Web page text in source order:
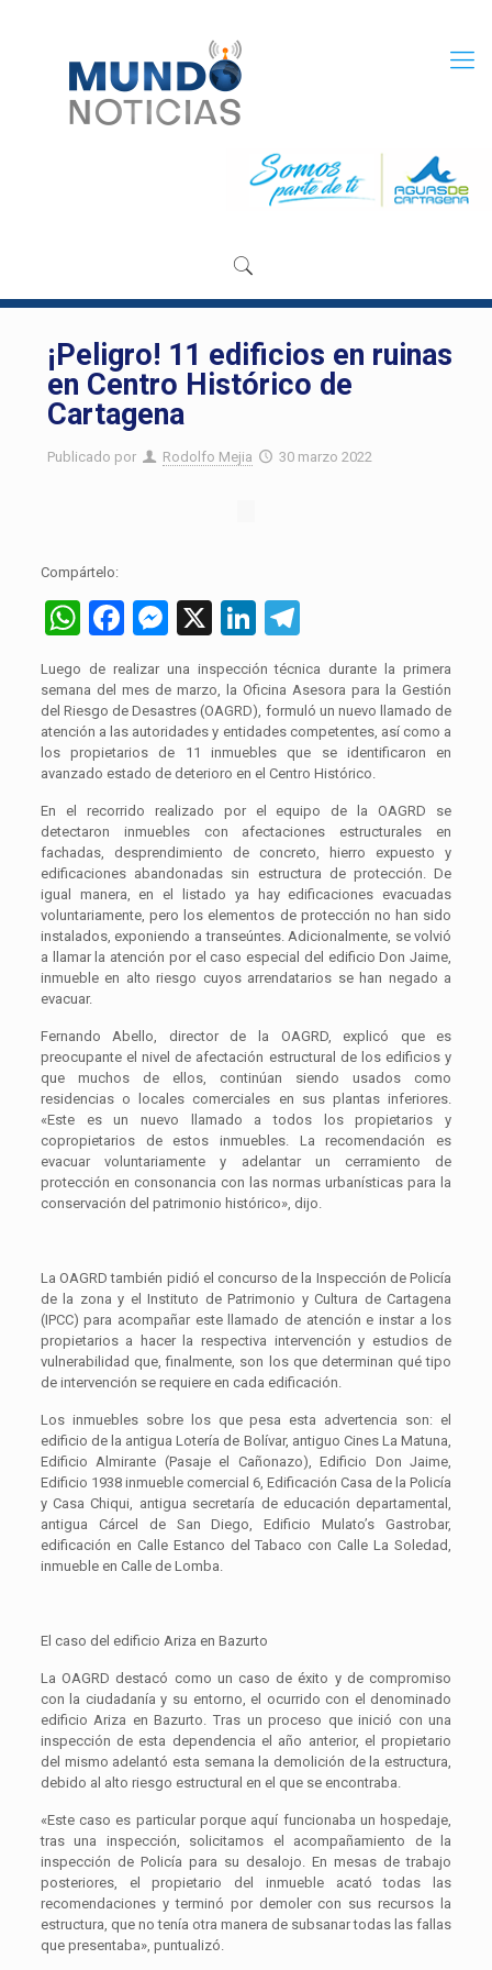
¡Peligro! 11 edificios en ruinas
en Centro Histórico de
Cartagena
Publicado por Rodolfo Mejia 30 marzo 2022
Compártelo:
WhatsApp
Facebook
Messenger
X LinkedIn
Luego de realizar una inspección técnica durante la primera
semana del mes de marzo, la Oficina Asesora para la Gestión
del Riesgo de Desastres (OAGRD), formuló un nuevo llamado de
atención a las autoridades y entidades competentes, así como a
los propietarios de 11 inmuebles que se identificaron en
avanzado estado de deterioro en el Centro Histórico.
En el recorrido realizado por el equipo de la OAGRD se
detectaron inmuebles con afectaciones estructurales en
fachadas, desprendimiento de concreto, hierro expuesto y
edificaciones abandonadas sin estructura de protección. De
igual manera, en el listado ya hay edificaciones evacuadas
voluntariamente, pero los elementos de protección no han sido
instalados, exponiendo a transeúntes. Adicionalmente, se volvió
a llamar la atención por el caso especial del edificio Don Jaime,
inmueble en alto riesgo cuyos arrendatarios se han negado a
evacuar.
Fernando Abello, director de la OAGRD, explicó que es
preocupante el nivel de afectación estructural de los edificios y
que muchos de ellos, continúan siendo usados como
residencias o locales comerciales en sus plantas inferiores.
«Este es un nuevo llamado a todos los propietarios y
copropietarios de estos inmuebles. La recomendación es
evacuar voluntariamente y adelantar un cerramiento de
protección en consonancia con las normas urbanísticas para la
conservación del patrimonio histórico», dijo.
La OAGRD también pidió el concurso de la Inspección de Policía
de la zona y el Instituto de Patrimonio y Cultura de Cartagena
(IPCC) para acompañar este llamado de atención e instar a los
propietarios a hacer la respectiva intervención y estudios de
vulnerabilidad que, finalmente, son los que determinan qué tipo
de intervención se requiere en cada edificación.
Los inmuebles sobre los que pesa esta advertencia son: el
edificio de la antigua Lotería de Bolívar, antiguo Cines La Matuna,
Edificio Almirante (Pasaje el Cañonazo), Edificio Don Jaime,
Edificio 1938 inmueble comercial 6, Edificación Casa de la Policía
y Casa Chiqui, antigua secretaría de educación departamental,
antigua Cárcel de San Diego, Edificio Mulato’s Gastrobar,
edificación en Calle Estanco del Tabaco con Calle La Soledad,
inmueble en Calle de Lomba.
El caso del edificio Ariza en Bazurto
La OAGRD destacó como un caso de éxito y de compromiso
con la ciudadanía y su entorno, el ocurrido con el denominado
edificio Ariza en Bazurto. Tras un proceso que inició con una
inspección de esta dependencia el año anterior, el propietario
del mismo adelantó esta semana la demolición de la estructura,
debido al alto riesgo estructural en el que se encontraba.
«Este caso es particular porque aquí funcionaba un hospedaje,
tras una inspección, solicitamos el acompañamiento de la
inspección de Policía para su desalojo. En mesas de trabajo
posteriores, el propietario del inmueble acató todas las
recomendaciones y terminó por demoler con sus recursos la
estructura, que no tenía otra manera de subsanar todas las fallas
que presentaba», puntualizó.